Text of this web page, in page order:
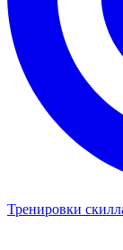
Тренировки